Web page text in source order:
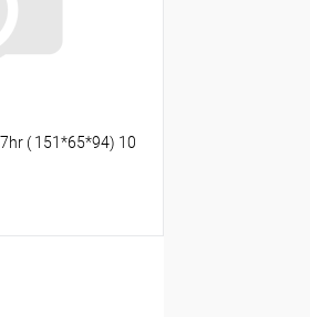
( 151*65*94) 10